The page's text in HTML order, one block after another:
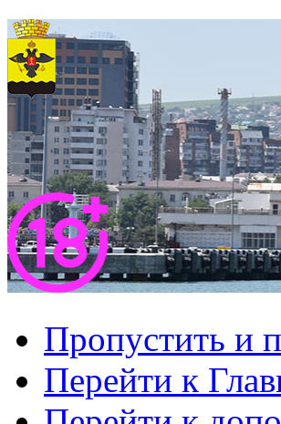
Пропустить и
Перейти к